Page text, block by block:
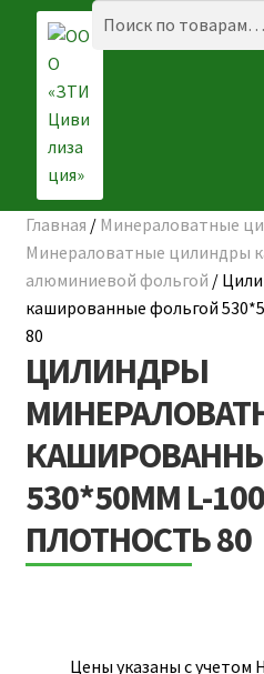
Перейти
навигации
Перейти
содержимому
Искать:
Поиск
☰ КАТАЛОГ
ГЛАВНАЯ
О КОМПАНИИ
НАШИ ОБЪЕКТЫ
ДОСТАВКА И ОПЛАТА
ПОЛЕЗНАЯ ИНФОРМАЦИЯ
КОНТАКТЫ
Главная / Минераловатные
Минераловатные цилиндры
алюминиевой фольгой /
кашированные фольгой
80
ЦИЛИНДРЫ
530*50ММ L-
ПЛОТНОСТЬ 80
Цены указаны с